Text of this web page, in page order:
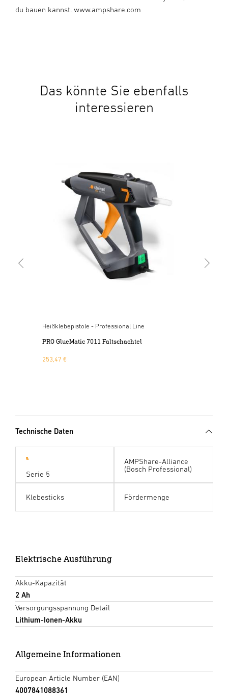
du bauen kannst. www.ampshare.com
Das könnte Sie ebenfalls
interessieren
Heißklebepistole - Professional Line
PRO GlueMatic 7011 Faltschachtel
253,47 €
Technische Daten
Serie 5
AMPShare-Alliance
(Bosch Professional)
Klebesticks Fördermenge
Elektrische Ausführung
Akku-Kapazität
2 Ah
Versorgungsspannung Detail
Lithium-Ionen-Akku
Allgemeine Informationen
European Article Number (EAN)
4007841088361